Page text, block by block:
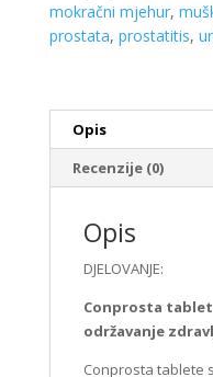
mokračni mjehur,
prostata, prostatitis,
Opis
Recenzije (0)
Opis
DJELOVANJE:
Conprosta
održavanje
Conprosta tablete